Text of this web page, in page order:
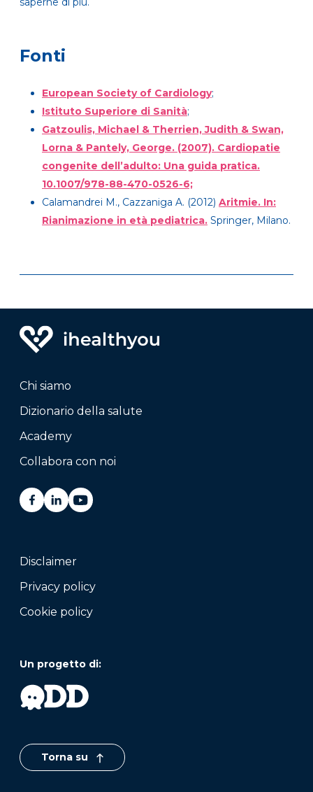
Fonti
European Society of Cardiology;
Istituto Superiore di Sanità;
Gatzoulis, Michael & Therrien, Judith & Swan,
Lorna & Pantely, George. (2007). Cardiopatie
congenite dell’adulto: Una guida pratica.
10.1007/978-88-470-0526-6;
Calamandrei M., Cazzaniga A. (2012) Aritmie. In:
Rianimazione in età pediatrica. Springer, Milano.
Chi siamo
Dizionario della salute
Academy
Collabora con noi
Disclaimer
Privacy policy
Cookie policy
Un progetto di:
Torna su